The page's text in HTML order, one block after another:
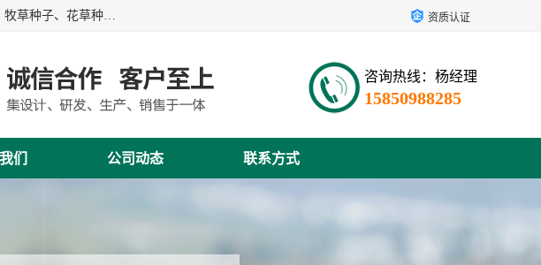
江苏野春种业有限公司是一家种子批发企业，位于沭阳县刘集镇南岗庄村杨东组159号，主要经营草坪种子、牧草种子、花草种子、复绿草种、绿化草籽、护坡草籽、绿肥种子、灌木种子、黑麦草种子、高羊茅种子、早熟禾种子、狗牙根种子、剪股颖种子等。 资质认证
咨询热线：杨经理
15850988285
们 公司动态 联系方式